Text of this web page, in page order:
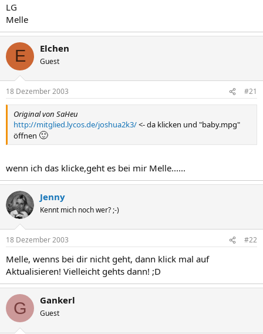
LG
Melle
E Elchen
Guest
18 Dezember 2003 #21
Original von SaHeu
http://mitglied.lycos.de/joshua2k3/<- da klicken und "baby.mpg"
öffnen 🙂
wenn ich das klicke,geht es bei mir Melle......
Jenny
Kennt mich noch wer? ;-)
18 Dezember 2003 #22
Melle, wenns bei dir nicht geht, dann klick mal auf
Aktualisieren! Vielleicht gehts dann! ;D
G Gankerl
Guest